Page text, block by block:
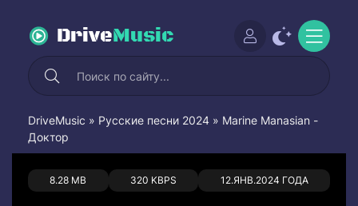
DriveMusic
DriveMusic » Русские песни 2024 » Marine Manasian -
Доктор
8.28 MB 320 KBPS 12.ЯНВ.2024 ГОДА
0 0